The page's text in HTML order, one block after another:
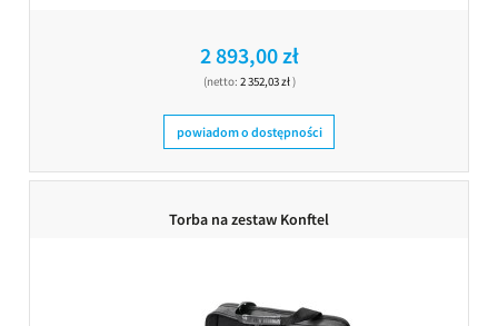
2 893,00 zł
(netto: 2 352,03 zł)
powiadom o dostępności
Torba na zestaw Konftel